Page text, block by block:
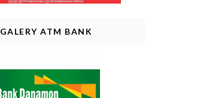
GALERY ATM BANK